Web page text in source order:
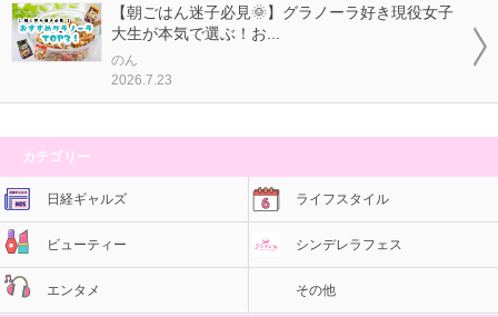
【朝ごはん迷子必見🌞】グラノーラ好き現役女子
大生が本気で選ぶ！お...
のん
2026.7.23
カテゴリー
日経ギャルズ ライフスタイル
ビューティー シンデレラフェス
エンタメ その他